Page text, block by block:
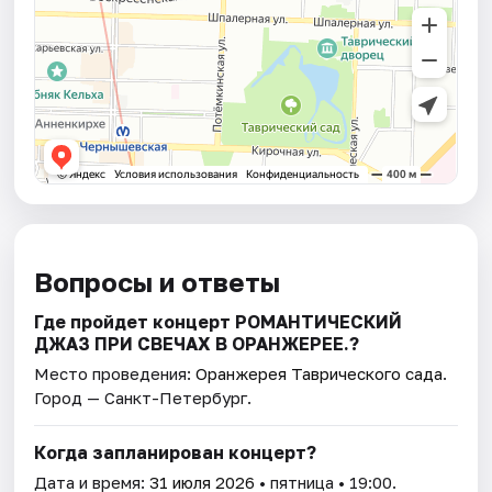
Вопросы и ответы
Где пройдет концерт РОМАНТИЧЕСКИЙ
ДЖАЗ ПРИ СВЕЧАХ В ОРАНЖЕРЕЕ.?
Место проведения:Оранжерея Таврического сада.
Город — Санкт-Петербург.
Когда запланирован концерт?
Дата и время:31 июля 2026 • пятница • 19:00.